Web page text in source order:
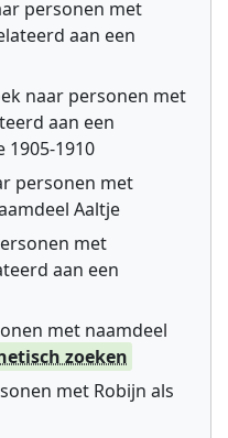
personen met
aan een
naar personen met
aan een
1910
personen met
Aaltje
met
aan een
met naamdeel
zoeken
met Robijn als